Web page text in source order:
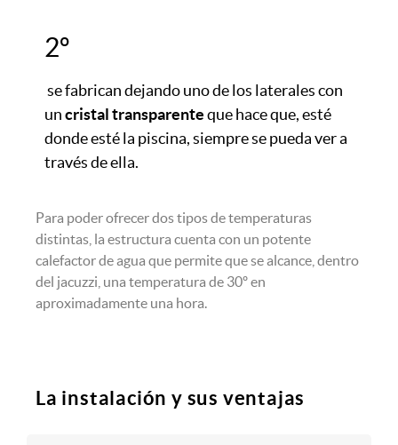
2º
se fabrican dejando uno de los laterales con
uncristal transparenteque hace que, esté
donde esté la piscina, siempre se pueda ver a
través de ella.
Para poder ofrecer dos tipos de temperaturas
distintas, la estructura cuenta con un potente
calefactor de agua que permite que se alcance, dentro
del jacuzzi, una temperatura de 30º en
aproximadamente una hora.
La instalación y sus ventajas